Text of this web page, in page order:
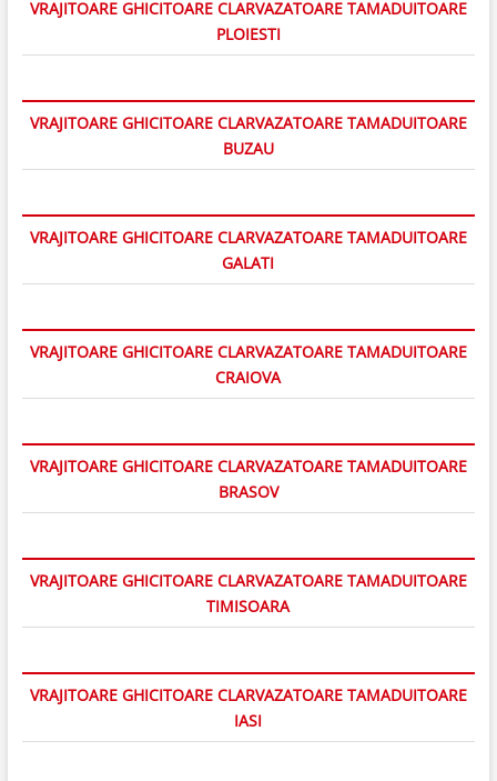
VRAJITOARE GHICITOARE CLARVAZATOARE TAMADUITOARE
PLOIESTI
VRAJITOARE GHICITOARE CLARVAZATOARE TAMADUITOARE
BUZAU
VRAJITOARE GHICITOARE CLARVAZATOARE TAMADUITOARE
GALATI
VRAJITOARE GHICITOARE CLARVAZATOARE TAMADUITOARE
CRAIOVA
VRAJITOARE GHICITOARE CLARVAZATOARE TAMADUITOARE
BRASOV
VRAJITOARE GHICITOARE CLARVAZATOARE TAMADUITOARE
TIMISOARA
VRAJITOARE GHICITOARE CLARVAZATOARE TAMADUITOARE
IASI